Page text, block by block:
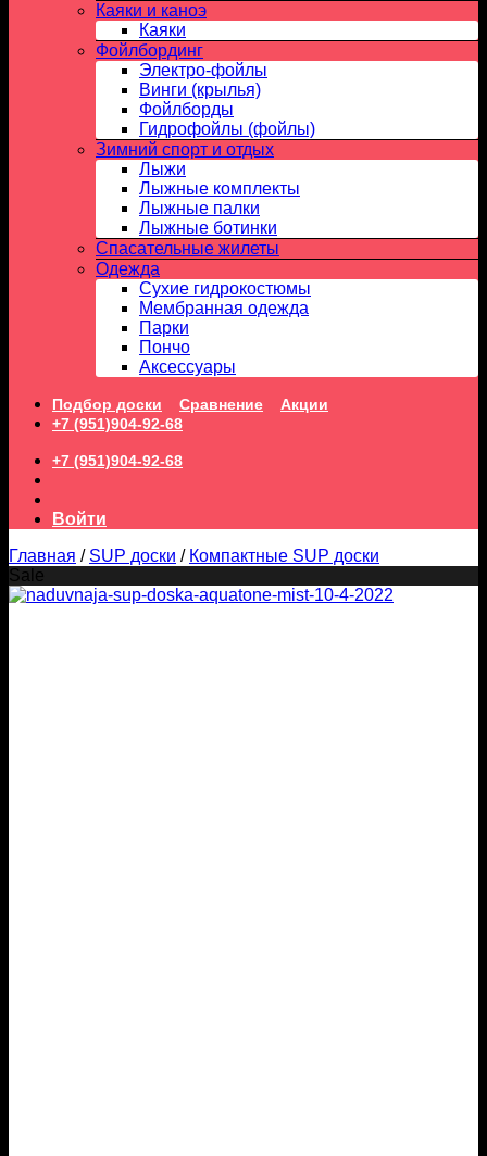
Каяки и каноэ
Каяки
Фойлбординг
Электро-фойлы
Винги (крылья)
Фойлборды
Гидрофойлы (фойлы)
Зимний спорт и отдых
Лыжи
Лыжные комплекты
Лыжные палки
Лыжные ботинки
Спасательные жилеты
Одежда
Сухие гидрокостюмы
Мембранная одежда
Парки
Пончо
Аксессуары
Подбор доски Сравнение
Акции
+7 (951)904-92-68
+7 (951)904-92-68
Войти
Главная / SUP доски / Компактные SUP доски
Sale